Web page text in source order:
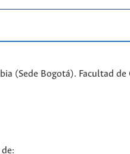
(Sede Bogotá). Facultad